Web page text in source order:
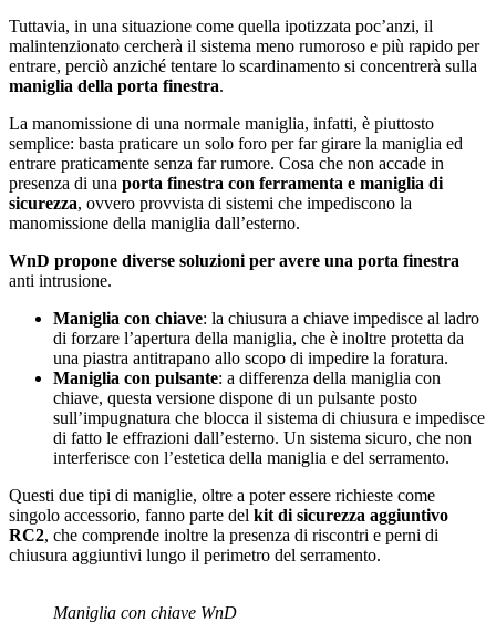
Tuttavia, in una situazione come quella ipotizzata poc’anzi, il
malintenzionato cercherà il sistema meno rumoroso e più rapido per
entrare, perciò anziché tentare lo scardinamento si concentrerà sulla
maniglia della porta finestra.
La manomissione di una normale maniglia, infatti, è piuttosto
semplice: basta praticare un solo foro per far girare la maniglia ed
entrare praticamente senza far rumore. Cosa che non accade in
presenza di una porta finestra con ferramenta e maniglia di
sicurezza, ovvero provvista di sistemi che impediscono la
manomissione della maniglia dall’esterno.
WnD propone diverse soluzioni per avere una porta finestra
anti intrusione.
Maniglia con chiave: la chiusura a chiave impedisce al ladro
di forzare l’apertura della maniglia, che è inoltre protetta da
una piastra antitrapano allo scopo di impedire la foratura.
Maniglia con pulsante: a differenza della maniglia con
chiave, questa versione dispone di un pulsante posto
sull’impugnatura che blocca il sistema di chiusura e impedisce
di fatto le effrazioni dall’esterno. Un sistema sicuro, che non
interferisce con l’estetica della maniglia e del serramento.
Questi due tipi di maniglie, oltre a poter essere richieste come
singolo accessorio, fanno parte del kit di sicurezza aggiuntivo
RC2, che comprende inoltre la presenza di riscontri e perni di
chiusura aggiuntivi lungo il perimetro del serramento.
Maniglia con chiave WnD